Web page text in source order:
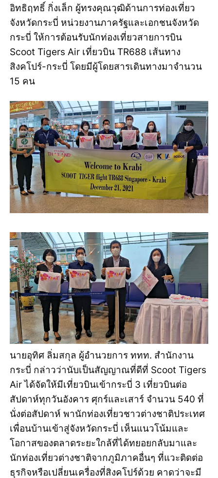
อิทธิฤทธิ์ กิ่งเล็ก ผู้ทรงคุณวุฒิด้านการท่องเที่ยว
จังหวัดกระบี่ หน่วยงานภาครัฐและเอกชนจังหวัด
กระบี่ ให้การต้อนรับนักท่องเที่ยวสายการบิน
Scoot Tigers Air เที่ยวบิน TR688 เส้นทาง
สิงคโปร์-กระบี่ โดยมีผู้โดยสารเดินทางมาจำนวน
15 คน
นายอุทิศ ลิ่มสกุล ผู้อำนวยการ ททท. สำนักงาน
กระบี่ กล่าวว่านับเป็นสัญญาณที่ดีที่ Scoot Tigers
Air ได้จัดให้มีเที่ยวบินเข้ากระบี่ 3 เที่ยวบินต่อ
สัปดาห์ทุกวันอังคาร ศุกร์และเสาร์ จำนวน 540 ที่
นั่งต่อสัปดาห์ พานักท่องเที่ยวชาวต่างชาติประเทศ
เพื่อนบ้านเข้าสู่จังหวัดกระบี่ เห็นแนวโน้มและ
โอกาสของตลาดระยะใกล้ที่ได้ทยอยกลับมาและ
นักท่องเที่ยวต่างชาติจากภูมิภาคอื่นๆ ที่แวะติดต่อ
ธุรกิจหรือเปลี่ยนเครื่องที่สิงคโปร์ด้วย คาดว่าจะมี